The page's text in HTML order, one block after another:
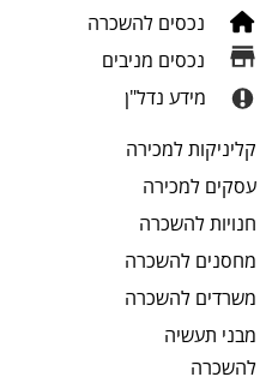
נכסים להשכרה
נכסים מניבים
מידע נדל"ן
קליניקותלמכירה
עסקים למכירה
חנויותלהשכרה
מחסנים להשכרה
משרדים להשכרה
מבני תעשיה
להשכרה